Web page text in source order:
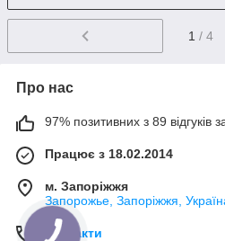
1 / 4
Про нас
97% позитивних з 89 відгуків
Працює з 18.02.2014
м. Запоріжжя
Запорожье, Запоріжжя,
Контакти